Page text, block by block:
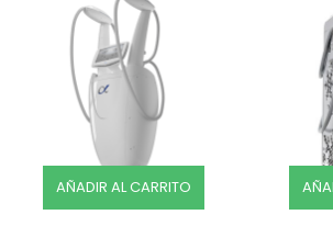
AÑADIR AL CARRITO